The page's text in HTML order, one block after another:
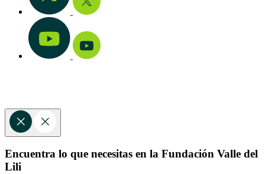
Encuentra lo que necesitas en la Fundación Valle del
Lili